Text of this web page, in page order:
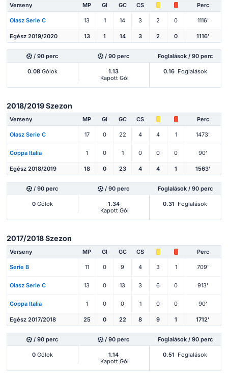
Verseny MP Gl GC CS Perc
Olasz Serie C 13 1 14 3 2 0 1116'
Egész 2019/2020 13 1 14 3 2 0 1116'
/ 90 perc / 90 perc Foglalások / 90 perc
0.08Gólok
1.13
Kapott Gól
0.16 Foglalások
2018/2019 Szezon
Verseny MP Gl GC CS Perc
Olasz Serie C 17 0 22 4 4 1 1473'
Coppa Italia 1 0 1 0 0 0 90'
Egész 2018/2019 18 0 23 4 4 1 1563'
/ 90 perc / 90 perc Foglalások / 90 perc
0Gólok
1.34
Kapott Gól
0.31 Foglalások
2017/2018 Szezon
Verseny MP Gl GC CS Perc
Serie B 11 0 9 4 3 1 709'
Olasz Serie C 13 0 13 3 6 0 913'
Coppa Italia 1 0 0 1 0 0 90'
Egész 2017/2018 25 0 22 8 9 1 1712'
/ 90 perc / 90 perc Foglalások / 90 perc
0Gólok
1.14
Kapott Gól
0.51 Foglalások